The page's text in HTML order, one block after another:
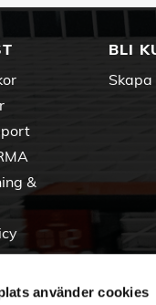
använder cookies
&
BLI